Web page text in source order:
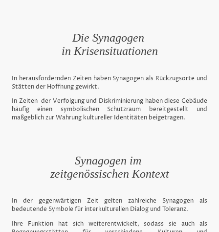
Die Synagogen
in Krisensituationen
In herausfordernden Zeiten haben Synagogen als Rückzugsorte und
Stätten der Hoffnung gewirkt.
In Zeiten der Verfolgung und Diskriminierung haben diese Gebäude
häufig einen symbolischen Schutzraum bereitgestellt und
maßgeblich zur Wahrung kultureller Identitäten beigetragen.
Synagogen im
zeitgenössischen Kontext
In der gegenwärtigen Zeit gelten zahlreiche Synagogen als
bedeutende Symbole für interkulturellen Dialog und Toleranz.
Ihre Funktion hat sich weiterentwickelt, sodass sie auch als